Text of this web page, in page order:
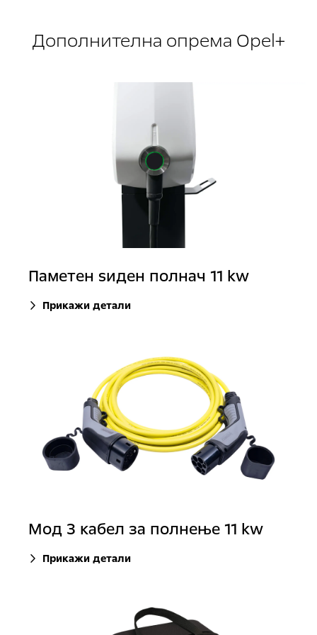
Дополнителна опрема Opel+
Паметен ѕиден полнач 11 kw
Прикажи детали
Moд 3 кабел за полнење 11 kw
Прикажи детали